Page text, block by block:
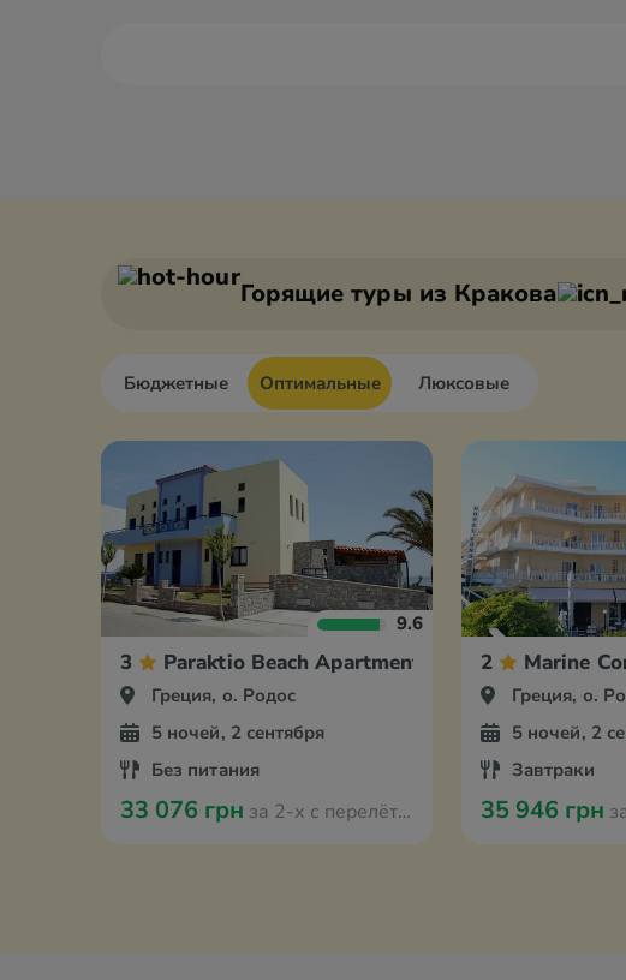
Горящие туры из Кракова
Бюджетные Оптимальные Люксовые
9.6
3 Paraktio Beach Apartments
Греция, о. Родос
5 ночей, 2 сентября
Без питания
33 076 грн за 2-х с перелётом из Кракова
2 Marine
Греция, о.
5 ночей, 2
Завтраки
35 946 грн